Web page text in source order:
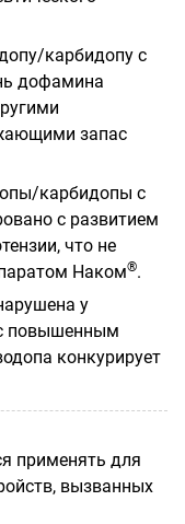
карбидопу с
дофамина
запас
карбидопы с
с развитием
что не
Наком®.
у
повышенным
конкурирует
применять для
вызванных